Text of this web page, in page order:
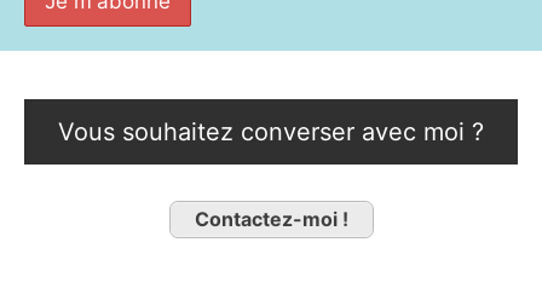
Vous souhaitez converser avec moi ?
Contactez-moi !